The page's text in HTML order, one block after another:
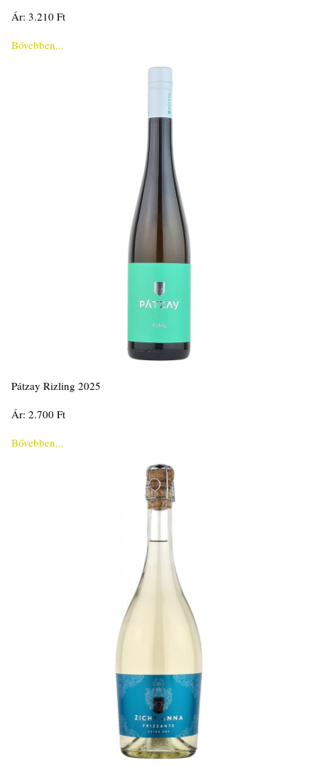
Ár: 3.210 Ft
Bővebben...
Pátzay Rizling 2025
Ár: 2.700 Ft
Bővebben...